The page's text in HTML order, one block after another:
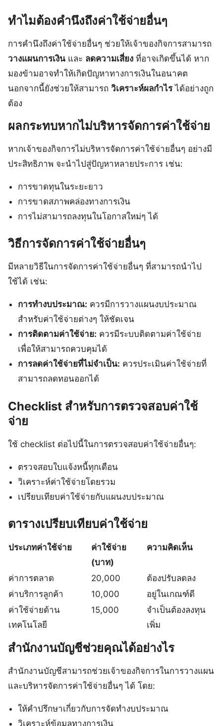
ทำไมต้องคำนึงถึงค่าใช้จ่ายอื่นๆ
การคำนึงถึงค่าใช้จ่ายอื่นๆ ช่วยให้เจ้าของกิจการสามารถ
วางแผนการเงิน และ ลดความเสี่ยง ที่อาจเกิดขึ้นได้ หาก
มองข้ามอาจทำให้เกิดปัญหาทางการเงินในอนาคต
นอกจากนี้ยังช่วยให้สามารถ วิเคราะห์ผลกำไรได้อย่างถูก
ต้อง
ผลกระทบหากไม่บริหารจัดการค่าใช้จ่าย
หากเจ้าของกิจการไม่บริหารจัดการค่าใช้จ่ายอื่นๆ อย่างมี
ประสิทธิภาพ จะนำไปสู่ปัญหาหลายประการ เช่น:
การขาดทุนในระยะยาว
การขาดสภาพคล่องทางการเงิน
การไม่สามารถลงทุนในโอกาสใหม่ๆ ได้
วิธีการจัดการค่าใช้จ่ายอื่นๆ
มีหลายวิธีในการจัดการค่าใช้จ่ายอื่นๆ ที่สามารถนำไป
ใช้ได้ เช่น:
การทำงบประมาณ: ควรมีการวางแผนงบประมาณ
สำหรับค่าใช้จ่ายต่างๆ ให้ชัดเจน
การติดตามค่าใช้จ่าย: ควรมีระบบติดตามค่าใช้จ่าย
เพื่อให้สามารถควบคุมได้
การลดค่าใช้จ่ายที่ไม่จำเป็น: ควรประเมินค่าใช้จ่ายที่
สามารถลดทอนออกได้
Checklist สำหรับการตรวจสอบค่าใช้
จ่าย
ใช้ checklist ต่อไปนี้ในการตรวจสอบค่าใช้จ่ายอื่นๆ:
ตรวจสอบใบแจ้งหนี้ทุกเดือน
วิเคราะห์ค่าใช้จ่ายโดยรวม
เปรียบเทียบค่าใช้จ่ายกับแผนงบประมาณ
ตารางเปรียบเทียบค่าใช้จ่าย
ประเภทค่าใช้จ่าย
ค่าใช้จ่าย
(บาท)
ความคิดเห็น
ค่าการตลาด 20,000
ต้องปรับลดลง
ค่าบริการลูกค้า
10,000
อยู่ในเกณฑ์ดี
ค่าใช้จ่ายด้าน
เทคโนโลยี
15,000
จำเป็นต้องลงทุน
เพิ่ม
สำนักงานบัญชีช่วยคุณได้อย่างไร
สำนักงานบัญชีสามารถช่วยเจ้าของกิจการในการวางแผน
และบริหารจัดการค่าใช้จ่ายอื่นๆ ได้ โดย:
ให้คำปรึกษาเกี่ยวกับการจัดทำงบประมาณ
วิเคราะห์ข้อมูลทางการเงิน